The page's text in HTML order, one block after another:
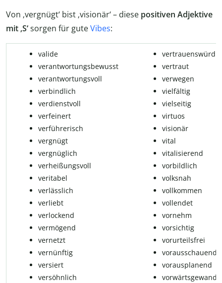
Von ‚vergnügt‘ bist ‚visionär‘ – diese positiven Adjektive
mit ‚S‘sorgen für guteVibes:
valide
verantwortungsbewusst
verantwortungsvoll
verbindlich
verdienstvoll
verfeinert
verführerisch
vergnügt
vergnüglich
verheißungsvoll
veritabel
verlässlich
verliebt
verlockend
vermögend
vernetzt
vernünftig
versiert
versöhnlich
vertrauenswürdig
vertraut
verwegen
vielfältig
vielseitig
virtuos
visionär
vital
vitalisierend
vorbildlich
volksnah
vollkommen
vollendet
vornehm
vorsichtig
vorurteilsfrei
vorausschauend
vorausplanend
vorwärtsgewandt